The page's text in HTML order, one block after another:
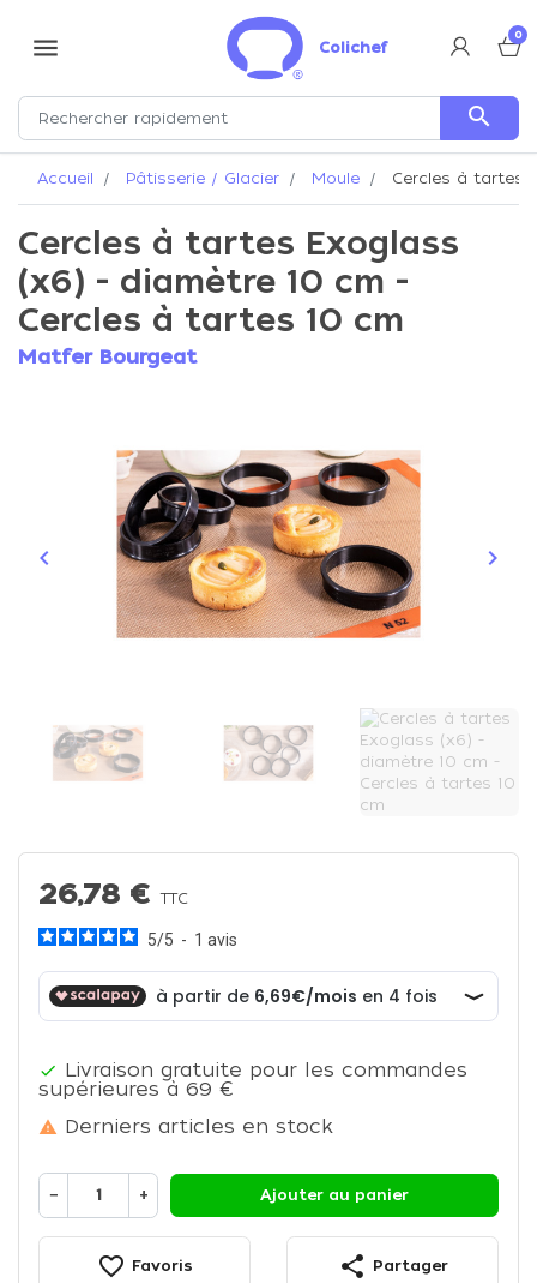
menu Colichef
0
search
Accueil Pâtisserie / Glacier Moule Cercles à tartes
Cercles à tartes Exoglass
(x6) - diamètre 10 cm -
Cercles à tartes 10 cm
Matfer Bourgeat
Précédent
keyboard_arrow_left keyboard_arrow_right
26,78 €TTC
5/5 - 1 avis
 Livraison gratuite pour les commandes
supérieures à 69 €
 Derniers articles en stock
− + Ajouter au panier
favorite_border Favoris share Partager